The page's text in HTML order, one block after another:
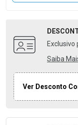
Saiba
Ver Desconto